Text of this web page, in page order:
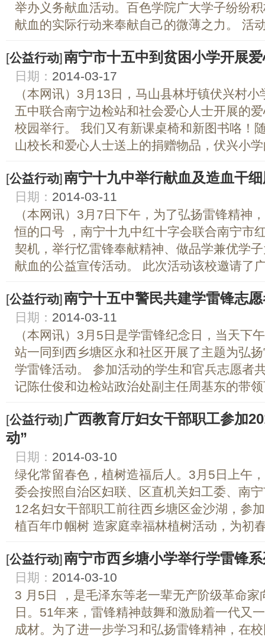
举办义务献血活动。百色学院广大学子纷纷
献血的实际行动来奉献自己的微薄之力。 活
[公益行动]南宁市十五中到贫困小学开展
日期： 2014-03-17
（本网讯）3月13日，马山县林圩镇伏兴村
五中联合南宁边检站和社会爱心人士开展的
校园举行。 我们又有新课桌椅和新图书咯！
山校长和爱心人士送上的捐赠物品，伏兴小
[公益行动]南宁十九中举行献血及造血干
日期： 2014-03-11
（本网讯）3月7日下午，为了弘扬雷锋精神
恒的口号 ，南宁十九中红十字会联合南宁市
契机，举行忆雷锋奉献精神、做品学兼优学
献血的公益宣传活动。 此次活动该校邀请了
[公益行动]南宁十五中警民共建学雷锋志
日期： 2014-03-11
（本网讯）3月5日是学雷锋纪念日，当天下
站一同到西乡塘区永和社区开展了主题为弘
学雷锋活动。 参加活动的学生和官兵志愿者
记陈仕俊和边检站政治处副主任周基东的带
[公益行动] 广西教育厅妇女干部职工参加
动”
日期： 2014-03-10
绿化常留春色，植树造福后人。3月5日上午
委会按照自治区妇联、区直机关妇工委、南
12名妇女干部职工前往西乡塘区金沙湖，参
植百年巾帼树 造家庭幸福林植树活动，为初
[公益行动]南宁市西乡塘小学举行学雷锋
日期： 2014-03-10
3 月5日 ，是毛泽东等老一辈无产阶级革命
日。51年来，雷锋精神鼓舞和激励着一代又
成材。为了进一步学习和弘扬雷锋精神，在